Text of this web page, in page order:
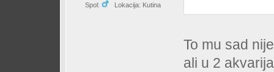
Spol:
Lokacija: Kutina
To mu sad
ali u 2